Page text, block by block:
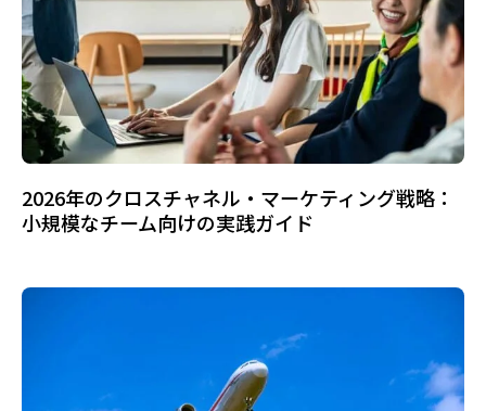
2026年のクロスチャネル・マーケティング戦略：
小規模なチーム向けの実践ガイド